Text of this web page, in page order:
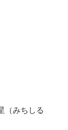
（みちしる